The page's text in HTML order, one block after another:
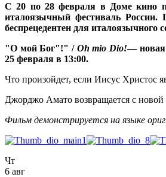
С 20 по 28 февраля в Доме кино
италоязычный фестиваль России.
беспрецедентен для италоязычного
"О мой Бог"!" / Oh mio Dio!— новая
25 февраля в 13:00.
Что произойдет, если Иисус Христос
Джорджо Амато возвращается с новой
Фильм демонстрируется на языке
Чт
6 авг